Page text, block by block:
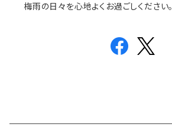
梅雨の日々を心地よくお過ごしください。